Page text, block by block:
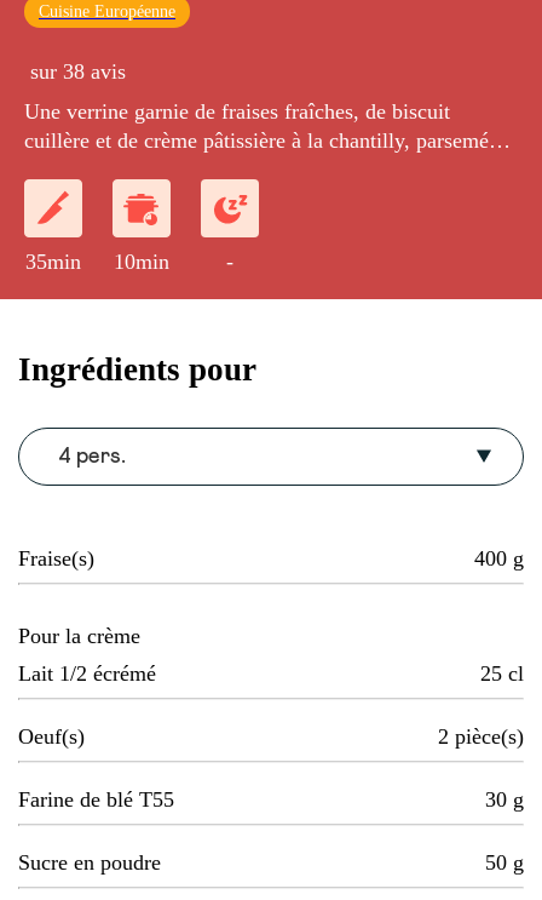
Cuisine Européenne
sur 38 avis
Une verrine garnie de fraises fraîches, de biscuit
cuillère et de crème pâtissière à la chantilly, parsemée
35min 10min -
Ingrédients pour
4 pers.
Fraise(s) 400 g
Pour la crème
Lait 1/2 écrémé
25 cl
Oeuf(s) 2 pièce(s)
Farine de blé T55 30 g
Sucre en poudre 50 g